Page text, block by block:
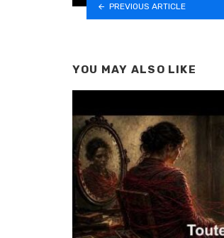
PREVIOUS ARTICLE
YOU MAY ALSO LIKE